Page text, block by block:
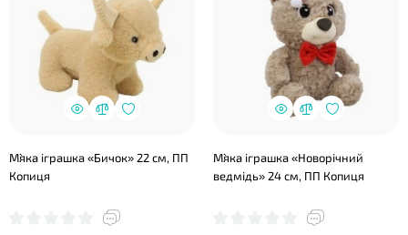
М`яка іграшка «Бичок» 22 см, ПП
Копиця
М`яка іграшка «Новорічний
ведмідь» 24 см, ПП Копиця